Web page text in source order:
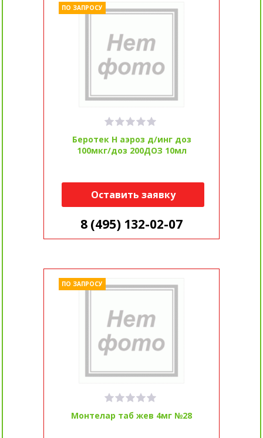
Беротек Н аэроз д/инг доз
100мкг/доз 200ДОЗ 10мл
ПО ЗАПРОСУ
Оставить заявку
8 (495) 132-02-07
Монтелар таб жев 4мг №28
ПО ЗАПРОСУ